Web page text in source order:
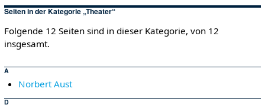
Seiten in der Kategorie „Theater“
Folgende 12 Seiten sind in dieser Kategorie, von 12
insgesamt.
A
Norbert Aust
D